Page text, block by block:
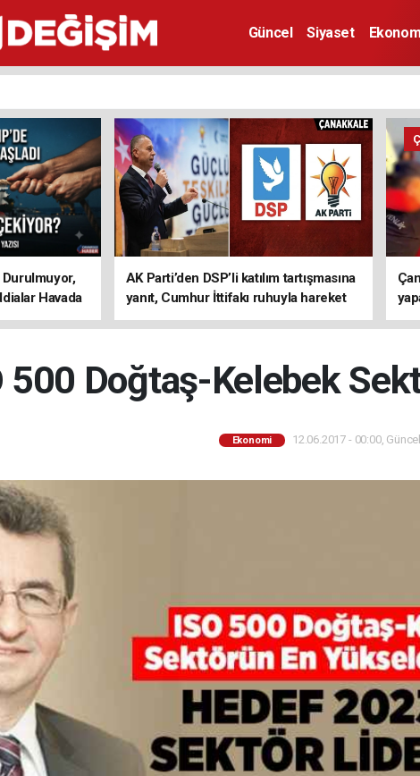
Güncel Siyaset
Durulmuyor,
Havada
AK Parti’den DSP’li katılım tartışmasına
yanıt, Cumhur İttifakı ruhuyla hareket
ediyoruz
500 Doğtaş-Kelebek
Ekonomi 12.06.2017 - 00:00,